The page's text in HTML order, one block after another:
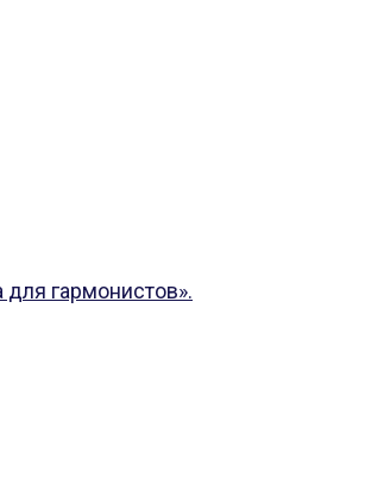
гармонистов».